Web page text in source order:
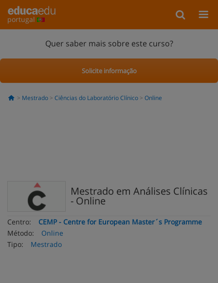
portugal
Quer saber mais sobre este curso?
Solicite informação
Mestrado Ciências do Laboratório Clínico Online
Mestrado em Análises Clínicas
- Online
Centro:
CEMP - Centre for European Master´s Programme
Método:
Online
Tipo:
Mestrado